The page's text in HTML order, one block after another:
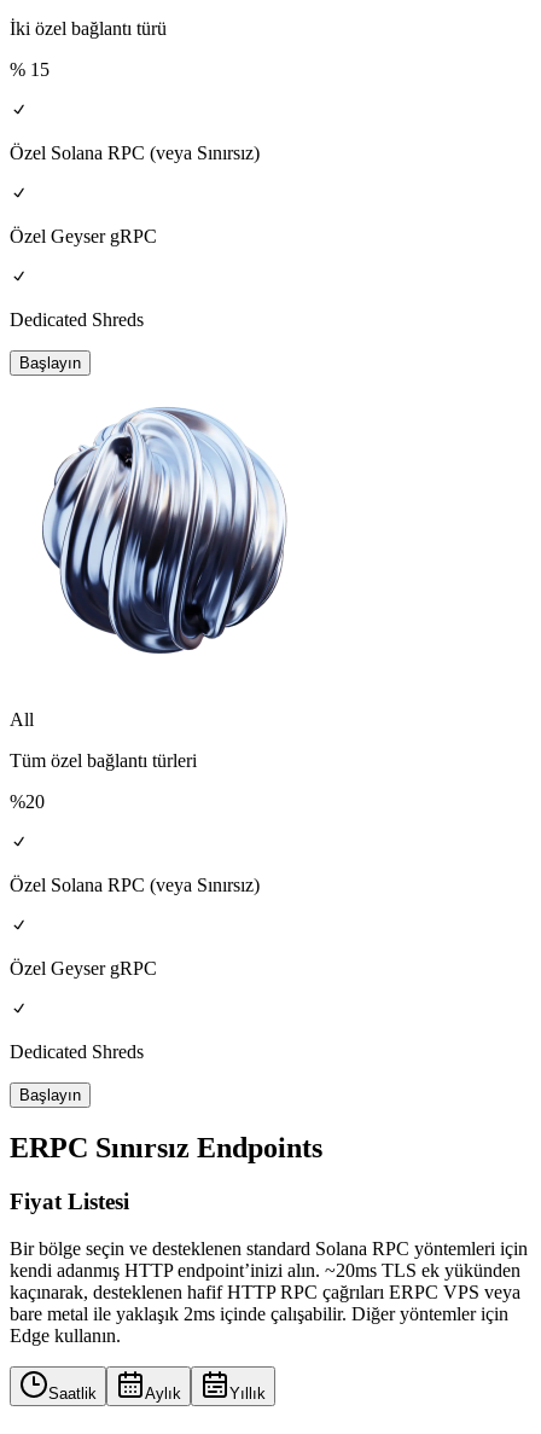
İki özel bağlantı türü
% 15
Özel Solana RPC (veya Sınırsız)
Özel Geyser gRPC
Dedicated Shreds
Başlayın
All
Tüm özel bağlantı türleri
%20
Özel Solana RPC (veya Sınırsız)
Özel Geyser gRPC
Dedicated Shreds
Başlayın
ERPC Sınırsız Endpoints
Fiyat Listesi
Bir bölge seçin ve desteklenen standard Solana RPC yöntemleri için
kendi adanmış HTTP endpoint’inizi alın. ~20ms TLS ek yükünden
kaçınarak, desteklenen hafif HTTP RPC çağrıları ERPC VPS veya
bare metal ile yaklaşık 2ms içinde çalışabilir. Diğer yöntemler için
Edge kullanın.
Saatlik Aylık Yıllık